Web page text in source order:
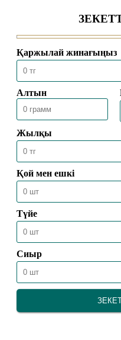
30.05.2026 4472
МЕККЕДЕ 1447 ҺИЖРИ ЖЫЛҒЫ
ҚАЖЫЛЫҚ МАУСЫМЫ
ҚОРЫТЫНДЫЛАНДЫ
30.05.2026